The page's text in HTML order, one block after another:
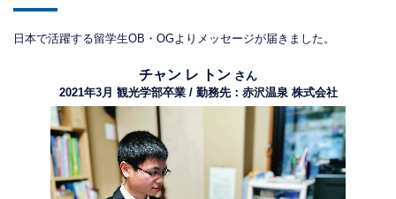
日本で活躍する留学生OB・OGよりメッセージが届きました。
チャン レ トン さん
2021年3月 観光学部卒業 / 勤務先：赤沢温泉 株式会社